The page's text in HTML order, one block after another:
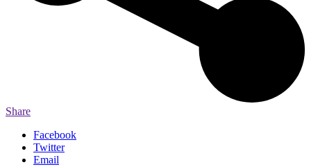
Share
Facebook
Twitter
Email